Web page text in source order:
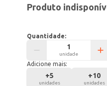
Produto
Quantidade:
unidade
Adicione mais:
+5
unidades
+10
unidades